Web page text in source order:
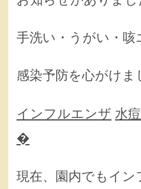
手洗い・うがい・咳
感染予防を心がけま
インフルエンザ 水
�
現在、園内でもイン